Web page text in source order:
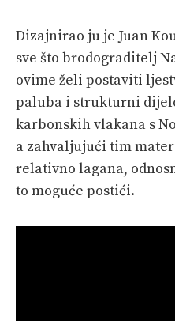
Dizajnirao ju je Juan
sve što brodograditelj
ovime želi postaviti
paluba i strukturni
karbonskih vlakana s
a zahvaljujući tim
relativno lagana,
to moguće postići.